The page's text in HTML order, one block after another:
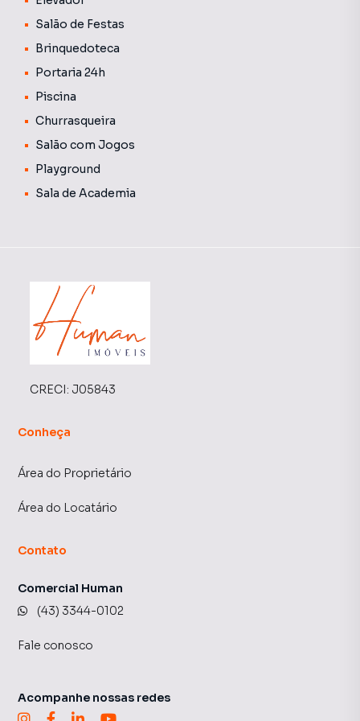
mercadinho, proporcionando conforto e qualidade de vida
para toda a família.
O valor do condomínio divulgado é uma média aproximada,
podendo variar conforme as despesas mensais do
edifício. As tarifas de água e gás não estão incluídas nessa
média e geralmente são cobradas juntamente com o
boleto do condomínio.
Salão de Festas
Brinquedoteca
Portaria 24h
Piscina
Churrasqueira
Salão com Jogos
Playground
Sala de Academia
CRECI: J05843
Conheça
Área do Proprietário
Área do Locatário
Contato
Comercial Human
(43) 3344-0102
Fale conosco
Acompanhe nossas redes